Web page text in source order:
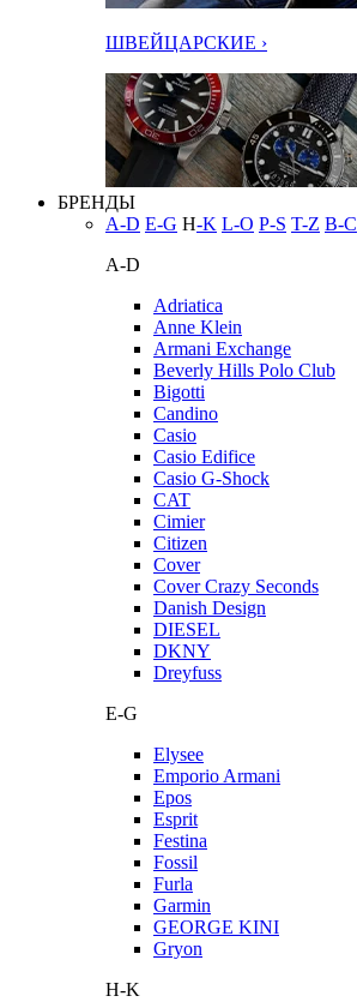
ШВЕЙЦАРСКИЕ ›
БРЕНДЫ
A-D E-G H-K L-O P-S T-Z В-С
A-D
Adriatica
Anne Klein
Armani Exchange
Beverly Hills Polo Club
Bigotti
Candino
Casio
Casio Edifice
Casio G-Shock
CAT
Cimier
Citizen
Cover
Cover Crazy Seconds
Danish Design
DIESEL
DKNY
Dreyfuss
E-G
Elysee
Emporio Armani
Epos
Esprit
Festina
Fossil
Furla
Garmin
GEORGE KINI
Gryon
H-K